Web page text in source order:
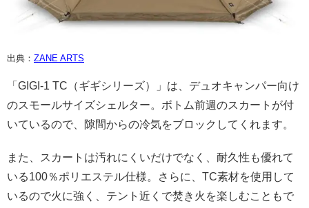
出典： ZANE ARTS
「GIGI-1 TC（ギギシリーズ）」は、デュオキャンパー向け
のスモールサイズシェルター。ボトム前週のスカートが付
いているので、隙間からの冷気をブロックしてくれます。
また、スカートは汚れにくいだけでなく、耐久性も優れて
いる100％ポリエステル仕様。さらに、TC素材を使用して
いるので火に強く、テント近くで焚き火を楽しむこともで